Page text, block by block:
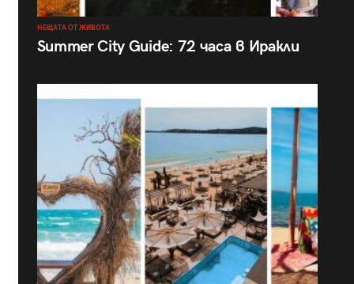
НЕЩАТА ОТ ЖИВОТА
Summer City Guide: 72 часа в Иракли